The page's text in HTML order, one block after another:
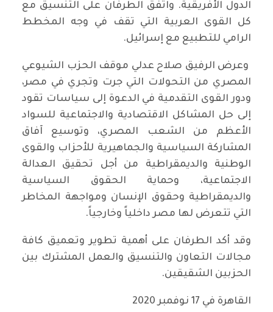
الدول الأفريقية. واتفق الطرفان على التنسيق مع
كل القوى العربية التي تقف في وجه المخطط
الرامي للتطبيع مع إسرائيل.
وعرض الرفيق صلاح عدلي موقف الحزب الشيوعي
المصري من التحولات التي جرت وتجري في مصر،
ودور القوى التقدمية في الدعوة إلى سياسات تقود
إلى حل المشاكل الاقتصادية والاجتماعية للسواد
الأعظم من الشعب المصري، وتوسيع آفاق
المشاركة السياسية والجماهيرية للأحزاب والقوى
الوطنية والديمقراطية من أجل تحقيق العدالة
الاجتماعية، وحماية الحقوق السياسية
والديمقراطية وحقوق الإنسان ومواجهة المخاطر
التي تتعرض لها مصر داخلياً وخارجياً.
وقد أكد الطرفان على أهمية تطوير وتعميق كافة
مجالات التعاون والتنسيق والعمل المشترك بين
الحزبين الشقيقين.
القاهرة في 17 نوفمبر 2020